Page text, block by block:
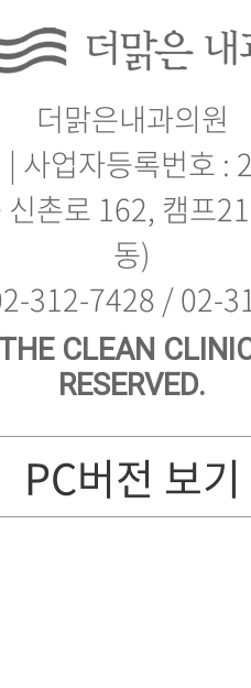
더맑은내과의원
| 사업자등록번호
동)
312-7428 / 02-
RESERVED.
PC버전 보기